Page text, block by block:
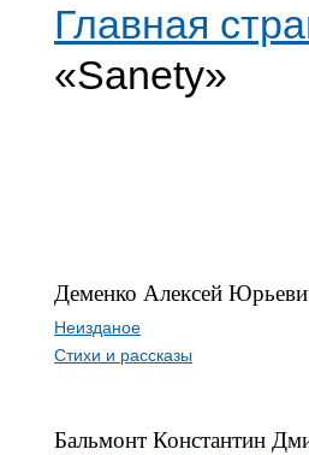
Главная
«Sanety»
Деменко Алексей
Неизданое
Стихи и рассказы
Бальмонт Константин